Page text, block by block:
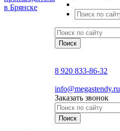
8 920 833-86-32
info@megastendy.ru
Заказать звонок